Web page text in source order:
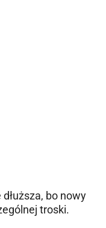
bo nowy
troski.